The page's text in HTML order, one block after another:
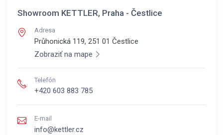
Showroom KETTLER, Praha - Čestlice
Adresa
Průhonická 119, 251 01 Čestlice
Zobraziť na mape
Telefón
+420 603 883 785
E-mail
info@kettler.cz